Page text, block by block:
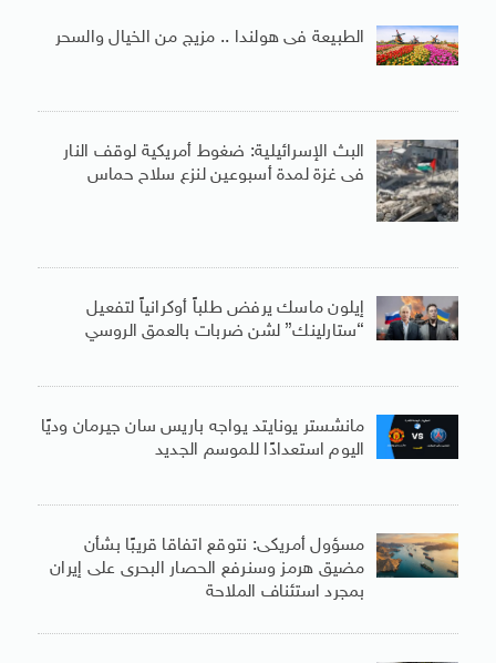
الطبيعة فى هولندا .. مزيج من الخيال والسحر
البث الإسرائيلية: ضغوط أمريكية لوقف النار
فى غزة لمدة أسبوعين لنزع سلاح حماس
إيلون ماسك يرفض طلباً أوكرانياً لتفعيل
“ستارلينك” لشن ضربات بالعمق الروسي
مانشستر يونايتد يواجه باريس سان جيرمان وديًا
اليوم استعدادًا للموسم الجديد
مسؤول أمريكى: نتوقع اتفاقا قريبًا بشأن
مضيق هرمز وسنرفع الحصار البحرى على إيران
بمجرد استئناف الملاحة